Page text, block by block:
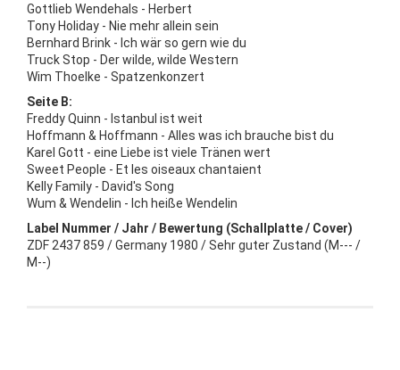
Gottlieb Wendehals - Herbert
Tony Holiday - Nie mehr allein sein
Bernhard Brink - Ich wär so gern wie du
Truck Stop - Der wilde, wilde Western
Wim Thoelke - Spatzenkonzert
Seite B:
Freddy Quinn - Istanbul ist weit
Hoffmann & Hoffmann - Alles was ich brauche bist du
Karel Gott - eine Liebe ist viele Tränen wert
Sweet People - Et les oiseaux chantaient
Kelly Family - David's Song
Wum & Wendelin - Ich heiße Wendelin
Label Nummer / Jahr / Bewertung (Schallplatte / Cover)
ZDF 2437 859 / Germany 1980 / Sehr guter Zustand (M--- /
M--)